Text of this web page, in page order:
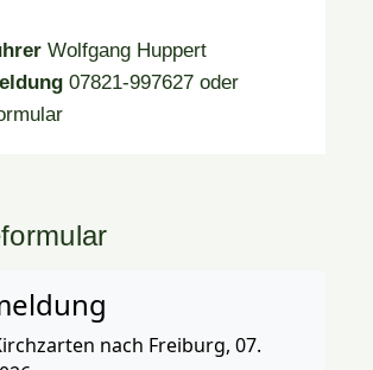
Wolfgang Huppert
07821-997627 oder